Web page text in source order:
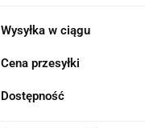
Wysyłka w ciągu
Cena przesyłki
Dostępność